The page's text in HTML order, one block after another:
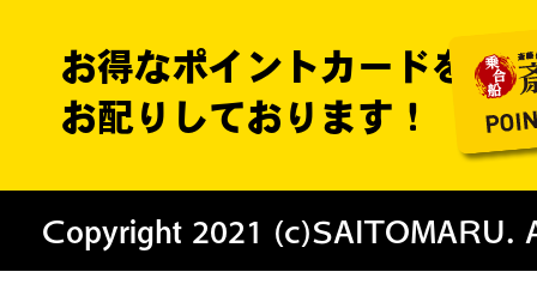
お得なポイントカードを
お配りしております！
Copyright 2021 (c)SAITOMARU.